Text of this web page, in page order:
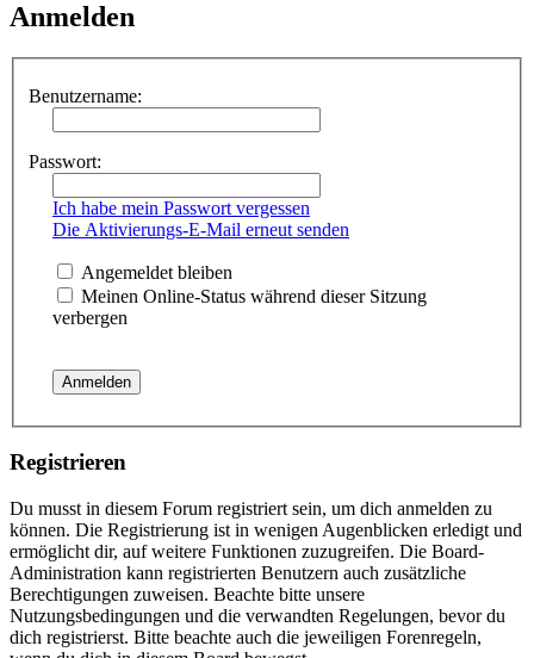
Anmelden
Benutzername:
Passwort:
Ich habe mein Passwort vergessen
Die Aktivierungs-E-Mail erneut senden
Angemeldet bleiben
Meinen Online-Status während dieser Sitzung
verbergen
Registrieren
Du musst in diesem Forum registriert sein, um dich anmelden zu
können. Die Registrierung ist in wenigen Augenblicken erledigt und
ermöglicht dir, auf weitere Funktionen zuzugreifen. Die Board-
Administration kann registrierten Benutzern auch zusätzliche
Berechtigungen zuweisen. Beachte bitte unsere
Nutzungsbedingungen und die verwandten Regelungen, bevor du
dich registrierst. Bitte beachte auch die jeweiligen Forenregeln,